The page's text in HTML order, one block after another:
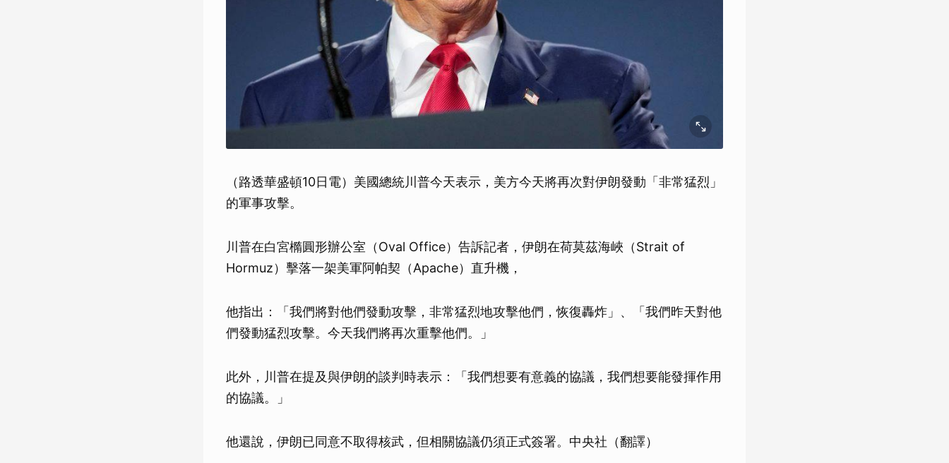
（路透華盛頓10日電）美國總統川普今天表示，美方今天將再次對伊朗發動「非常猛烈」
的軍事攻擊。
川普在白宮橢圓形辦公室（Oval Office）告訴記者，伊朗在荷莫茲海峽（Strait of
Hormuz）擊落一架美軍阿帕契（Apache）直升機，
他指出：「我們將對他們發動攻擊，非常猛烈地攻擊他們，恢復轟炸」、「我們昨天對他
們發動猛烈攻擊。今天我們將再次重擊他們。」
此外，川普在提及與伊朗的談判時表示：「我們想要有意義的協議，我們想要能發揮作用
的協議。」
他還說，伊朗已同意不取得核武，但相關協議仍須正式簽署。中央社（翻譯）